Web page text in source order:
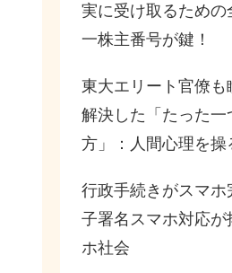
実に受け取るための
一株主番号が鍵！
東大エリート官僚
解決した「たった一
方」：人間心理を操
行政手続きがスマ
子署名スマホ対応
ホ社会